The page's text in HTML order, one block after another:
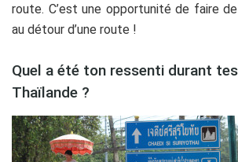
route. C’est une opportunité de faire
au détour d’une route !
Quel a été ton ressenti durant
Thaïlande ?